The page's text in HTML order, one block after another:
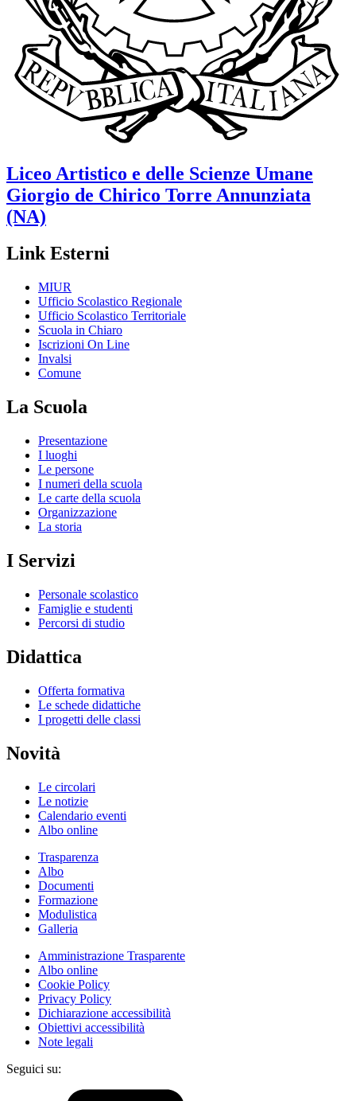
Liceo Artistico e delle Scienze Umane
Giorgio de Chirico Torre Annunziata
(NA)
Link Esterni
MIUR
Ufficio Scolastico Regionale
Ufficio Scolastico Territoriale
Scuola in Chiaro
Iscrizioni On Line
Invalsi
Comune
La Scuola
Presentazione
I luoghi
Le persone
I numeri della scuola
Le carte della scuola
Organizzazione
La storia
I Servizi
Personale scolastico
Famiglie e studenti
Percorsi di studio
Didattica
Offerta formativa
Le schede didattiche
I progetti delle classi
Novità
Le circolari
Le notizie
Calendario eventi
Albo online
Trasparenza
Albo
Documenti
Formazione
Modulistica
Galleria
Amministrazione Trasparente
Albo online
Cookie Policy
Privacy Policy
Dichiarazione accessibilità
Obiettivi accessibilità
Note legali
Seguici su: